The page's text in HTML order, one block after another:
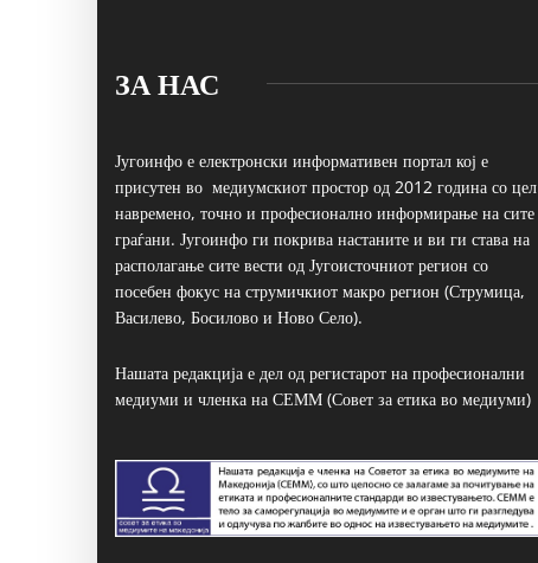
ЗА НАС
Југоинфо е електронски информативен портал кој е
присутен во медиумскиот простор од 2012 година со цел
навремено, точно и професионално информирање на сите
граѓани. Југоинфо ги покрива настаните и ви ги става на
располагање сите вести од Југоисточниот регион со
посебен фокус на струмичкиот макро регион (Струмица,
Василево, Босилово и Ново Село).
Нашата редакција е дел од регистарот на професионални
медиуми и членка на СЕММ (Совет за етика во медиуми)